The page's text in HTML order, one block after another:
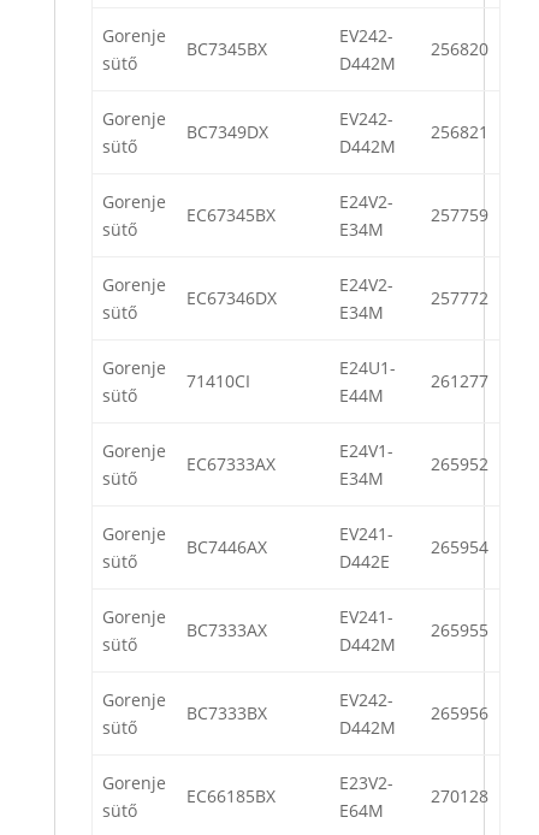
Gorenje
sütő
BC7345BX
EV242-
D442M
256820
Gorenje
sütő
BC7349DX
EV242-
D442M
256821
Gorenje
sütő
EC67345BX
E24V2-
E34M
257759
Gorenje
sütő
EC67346DX
E24V2-
E34M
257772
Gorenje
sütő
71410CI
E24U1-
E44M
261277
Gorenje
sütő
EC67333AX
E24V1-
E34M
265952
Gorenje
sütő
BC7446AX
EV241-
D442E
265954
Gorenje
sütő
BC7333AX
EV241-
D442M
265955
Gorenje
sütő
BC7333BX
EV242-
D442M
265956
Gorenje
sütő
EC66185BX
E23V2-
E64M
270128